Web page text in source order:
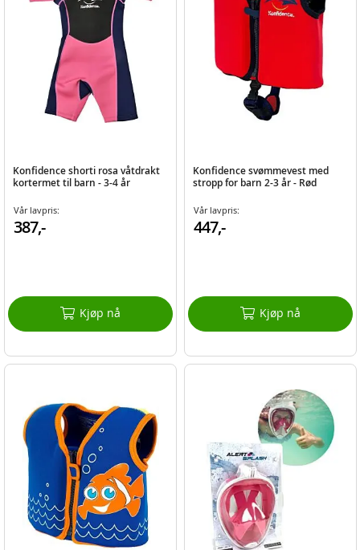
Konfidence shorti rosa våtdrakt
kortermet til barn - 3-4 år
Vår lavpris:
387,-
Kjøp nå
Konfidence svømmevest med
stropp for barn 2-3 år - Rød
Vår lavpris:
447,-
Kjøp nå